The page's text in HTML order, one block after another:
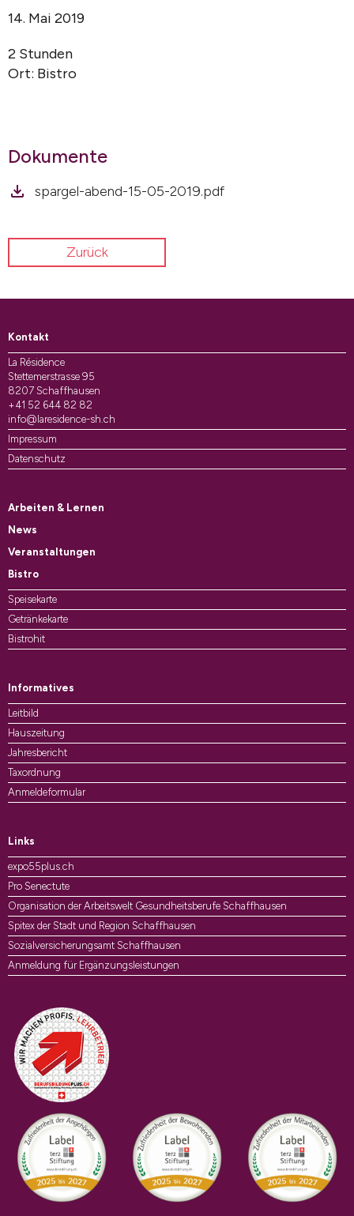
14. Mai 2019
2 Stunden
Ort: Bistro
Dokumente
spargel-abend-15-05-2019.pdf
Zurück
Kontakt
La Résidence
Stettemerstrasse 95
8207 Schaffhausen
+41 52 644 82 82
info@laresidence-sh.ch
Impressum
Datenschutz
Arbeiten & Lernen
News
Veranstaltungen
Bistro
Speisekarte
Getränkekarte
Bistrohit
Informatives
Leitbild
Hauszeitung
Jahresbericht
Taxordnung
Anmeldeformular
Links
expo55plus.ch
Pro Senectute
Organisation der Arbeitswelt Gesundheitsberufe Schaffhausen
Spitex der Stadt und Region Schaffhausen
Sozialversicherungsamt Schaffhausen
Anmeldung für Ergänzungsleistungen
Auszeichnungen